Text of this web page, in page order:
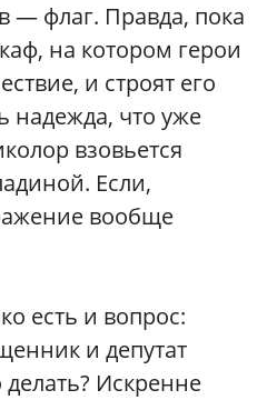
— флаг. Правда, пока
на котором герои
и строят его
надежда, что уже
взовьется
Если,
вообще
есть и вопрос:
и депутат
Искренне